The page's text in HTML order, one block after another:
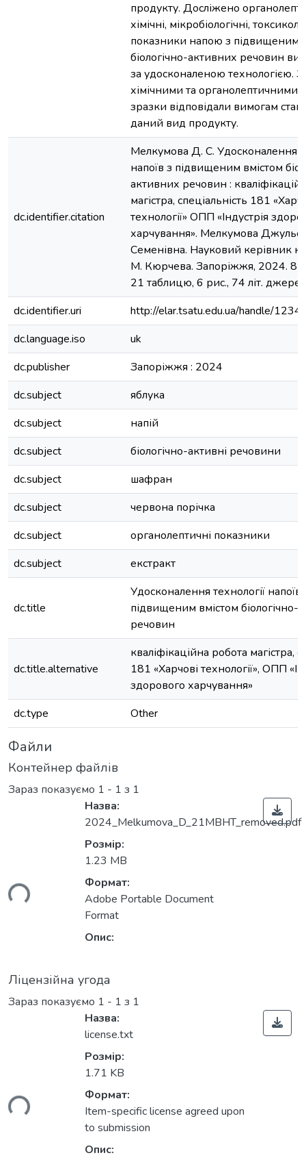
продукту. Досліжено
хімічні, мікробіологічні,
покaзники напою з підвищеним
біологічно-активних речовин
за удосконаленою технологією.
хімічними тa оргaнолептичними
зрaзки відповідaли вимогaм
дaний вид продукту.
dc.identifier.citation
Мелкумова Д. С. Удосконалення
напоїв з підвищеним вмістом
активних речовин :
магістра, спеціальність 181
технології» ОПП «Індустрія
харчування». Мелкумова
Семенівна. Науковий керівник
М. Кюрчева. Запоріжжя, 2024. 87
21 тaблицю, 6 рис., 74 літ.
dc.identifier.uri
http://elar.tsatu.edu.ua/handle/
dc.language.iso
uk
dc.publisher
Запоріжжя : 2024
dc.subject
яблука
dc.subject
напій
dc.subject
біологічно-активні речовини
dc.subject
шафран
dc.subject
червона порічка
dc.subject
органолептичні показники
dc.subject
екстракт
dc.title
Удосконалення технології напоїв
підвищеним вмістом біологічно-
речовин
dc.title.alternative
кваліфікаційна робота магістра,
181 «Харчові технології», ОПП
здорового харчування»
dc.type
Other
Файли
Контейнер файлів
Зараз показуємо 1 - 1 з 1
Назва:
2024_Melkumova_D_21MBHT_removed.pdf
Розмір:
1.23 MB
Формат:
Adobe Portable Document
Format
Опис:
Ліцензійна угода
Зараз показуємо 1 - 1 з 1
Назва:
license.txt
Розмір:
1.71 KB
Формат:
Item-specific license agreed upon
to submission
Опис: